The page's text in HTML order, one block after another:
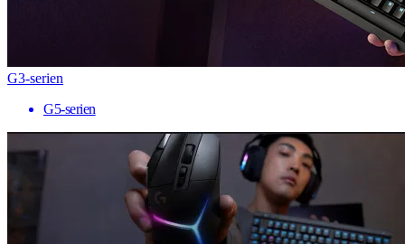
G3-serien
G5-serien